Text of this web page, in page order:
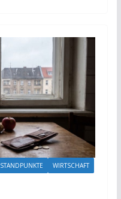
STANDPUNKTE WIRTSCHAFT